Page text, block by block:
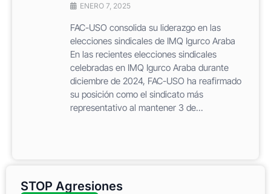
ENERO 7, 2025
FAC-USO consolida su liderazgo en las
elecciones sindicales de IMQ Igurco Araba
En las recientes elecciones sindicales
celebradas en IMQ Igurco Araba durante
diciembre de 2024, FAC-USO ha reafirmado
su posición como el sindicato más
representativo al mantener 3 de...
STOP Agresiones